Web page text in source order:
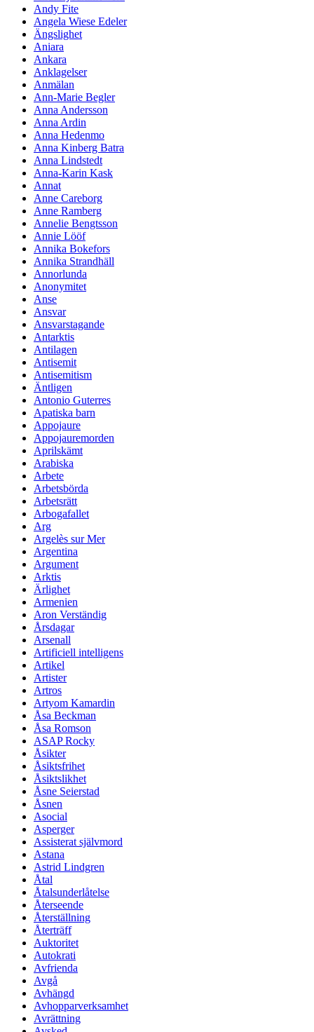
Andy Fite
Angela Wiese Edeler
Ängslighet
Aniara
Ankara
Anklagelser
Anmälan
Ann-Marie Begler
Anna Andersson
Anna Ardin
Anna Hedenmo
Anna Kinberg Batra
Anna Lindstedt
Anna-Karin Kask
Annat
Anne Careborg
Anne Ramberg
Annelie Bengtsson
Annie Lööf
Annika Bokefors
Annika Strandhäll
Annorlunda
Anonymitet
Anse
Ansvar
Ansvarstagande
Antarktis
Antilagen
Antisemit
Antisemitism
Äntligen
Antonio Guterres
Apatiska barn
Appojaure
Appojauremorden
Aprilskämt
Arabiska
Arbete
Arbetsbörda
Arbetsrätt
Arbogafallet
Arg
Argelès sur Mer
Argentina
Argument
Arktis
Ärlighet
Armenien
Aron Verständig
Årsdagar
Arsenall
Artificiell intelligens
Artikel
Artister
Artros
Artyom Kamardin
Åsa Beckman
Åsa Romson
ASAP Rocky
Åsikter
Åsiktsfrihet
Åsiktslikhet
Åsne Seierstad
Åsnen
Asocial
Asperger
Assisterat självmord
Astana
Astrid Lindgren
Åtal
Åtalsunderlåtelse
Återseende
Återställning
Återträff
Auktoritet
Autokrati
Avfrienda
Avgå
Avhängd
Avhopparverksamhet
Avrättning